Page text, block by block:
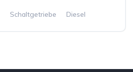
Schaltgetriebe
Diesel